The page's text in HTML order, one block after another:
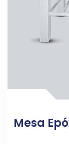
Mesa